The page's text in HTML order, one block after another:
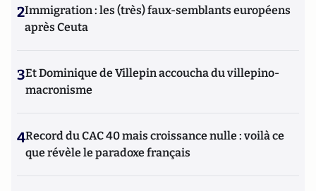
2Immigration : les (très) faux-semblants européens
après Ceuta
3Et Dominique de Villepin accoucha du villepino-
macronisme
4Record du CAC 40 mais croissance nulle : voilà ce
que révèle le paradoxe français